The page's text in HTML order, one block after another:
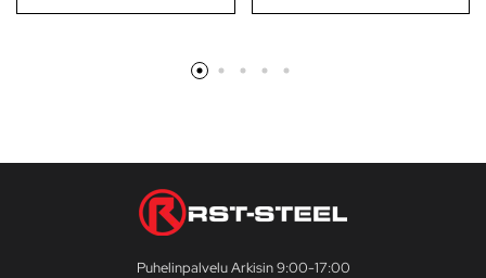
Puhelinpalvelu Arkisin 9:00-17:00